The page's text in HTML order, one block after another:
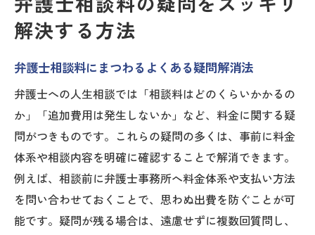
弁護士相談料の疑問をスッキリ
解決する方法
弁護士相談料にまつわるよくある疑問解消法
弁護士への人生相談では「相談料はどのくらいかかるの
か」「追加費用は発生しないか」など、料金に関する疑
問がつきものです。これらの疑問の多くは、事前に料金
体系や相談内容を明確に確認することで解消できます。
例えば、相談前に弁護士事務所へ料金体系や支払い方法
を問い合わせておくことで、思わぬ出費を防ぐことが可
能です。疑問が残る場合は、遠慮せずに複数回質問し、